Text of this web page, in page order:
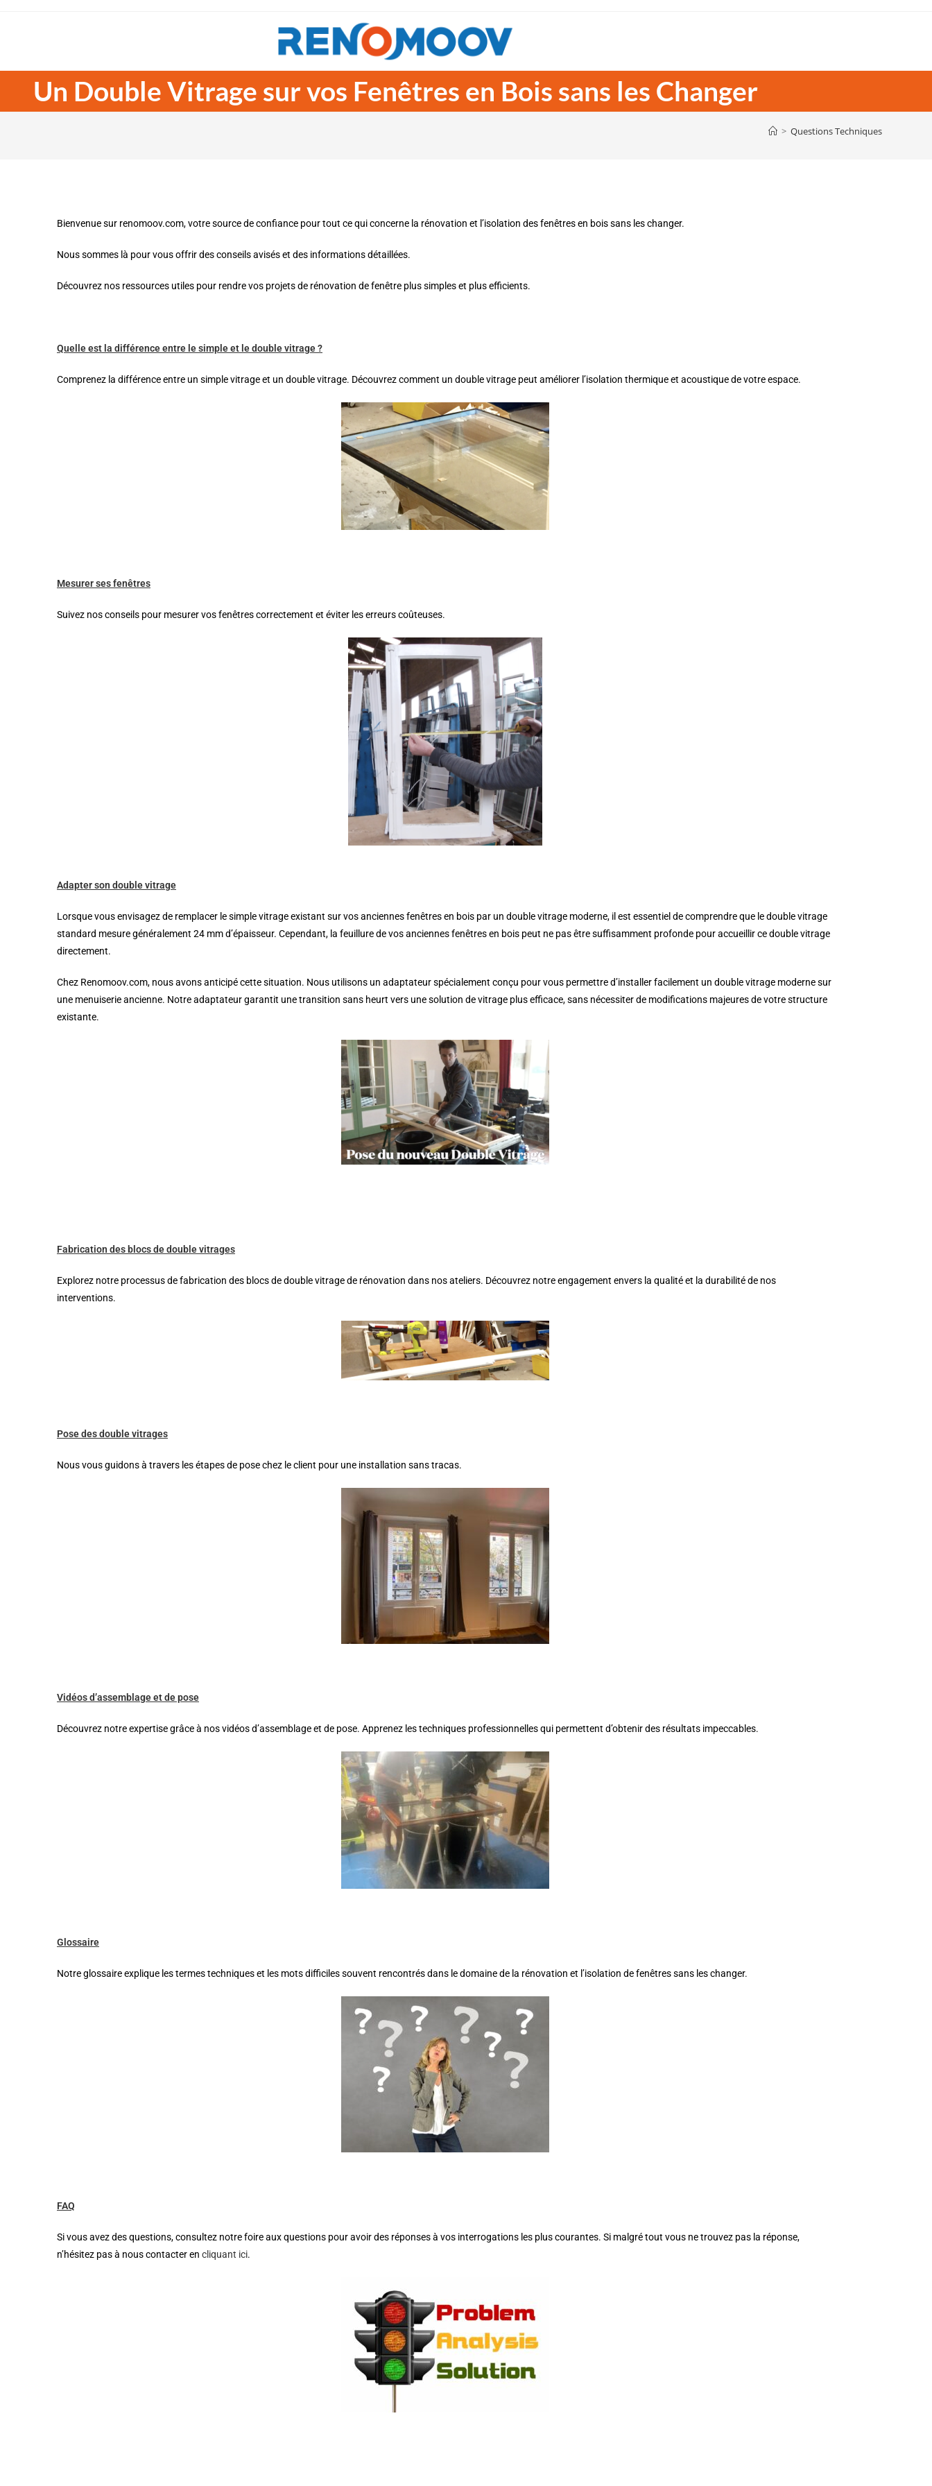
Un Double Vitrage sur vos Fenêtres en Bois sans les Changer
> Questions Techniques
Bienvenue sur renomoov.com, votre source de confiance pour tout ce qui concerne la rénovation et l’isolation des fenêtres en bois sans les changer.
Nous sommes là pour vous offrir des conseils avisés et des informations détaillées.
Découvrez nos ressources utiles pour rendre vos projets de rénovation de fenêtre plus simples et plus efficients.
Quelle est la différence entre le simple et le double vitrage ?
Comprenez la différence entre un simple vitrage et un double vitrage. Découvrez comment un double vitrage peut améliorer l’isolation thermique et acoustique de votre espace.
Mesurer ses fenêtres
Suivez nos conseils pour mesurer vos fenêtres correctement et éviter les erreurs coûteuses.
Adapter son double vitrage
Lorsque vous envisagez de remplacer le simple vitrage existant sur vos anciennes fenêtres en bois par un double vitrage moderne, il est essentiel de comprendre que le double vitrage
standard mesure généralement 24 mm d’épaisseur. Cependant, la feuillure de vos anciennes fenêtres en bois peut ne pas être suffisamment profonde pour accueillir ce double vitrage
directement.
Chez Renomoov.com, nous avons anticipé cette situation. Nous utilisons un adaptateur spécialement conçu pour vous permettre d’installer facilement un double vitrage moderne sur
une menuiserie ancienne. Notre adaptateur garantit une transition sans heurt vers une solution de vitrage plus efficace, sans nécessiter de modifications majeures de votre structure
existante.
Fabrication des blocs de double vitrages
Explorez notre processus de fabrication des blocs de double vitrage de rénovation dans nos ateliers. Découvrez notre engagement envers la qualité et la durabilité de nos
interventions.
Pose des double vitrages
Nous vous guidons à travers les étapes de pose chez le client pour une installation sans tracas.
Vidéos d’assemblage et de pose
Découvrez notre expertise grâce à nos vidéos d’assemblage et de pose. Apprenez les techniques professionnelles qui permettent d’obtenir des résultats impeccables.
Glossaire
Notre glossaire explique les termes techniques et les mots difficiles souvent rencontrés dans le domaine de la rénovation et l’isolation de fenêtres sans les changer.
FAQ
Si vous avez des questions, consultez notre foire aux questions pour avoir des réponses à vos interrogations les plus courantes. Si malgré tout vous ne trouvez pas la réponse,
n’hésitez pas à nous contacter en cliquant ici.